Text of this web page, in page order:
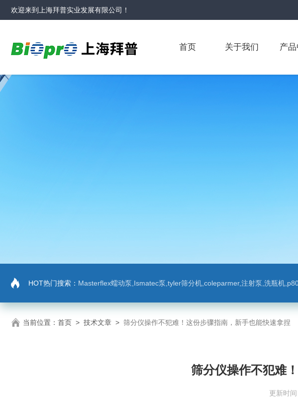
欢迎来到 上海拜普实业发展有限公司 ！
首页 关于我们 产
HOT热门搜索： Masterflex蠕动泵,Ismatec泵,tyler筛分机,coleparmer,注射泵,洗瓶机,p80橡胶润滑剂
当前位置： 首页 > 技术文章 > 筛分仪操作不犯难！这份步骤指南，新手也能快速拿捏
筛分仪操作不犯难
更新时